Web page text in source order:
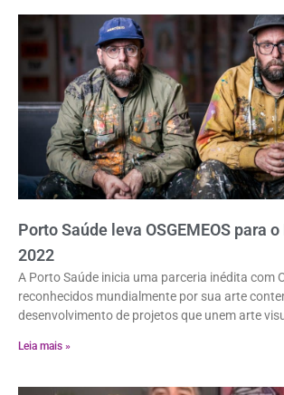
Porto Saúde leva OSGEMEOS para
2022
A Porto Saúde inicia uma parceria inédita com
reconhecidos mundialmente por sua arte
desenvolvimento de projetos que unem arte
Leia mais »